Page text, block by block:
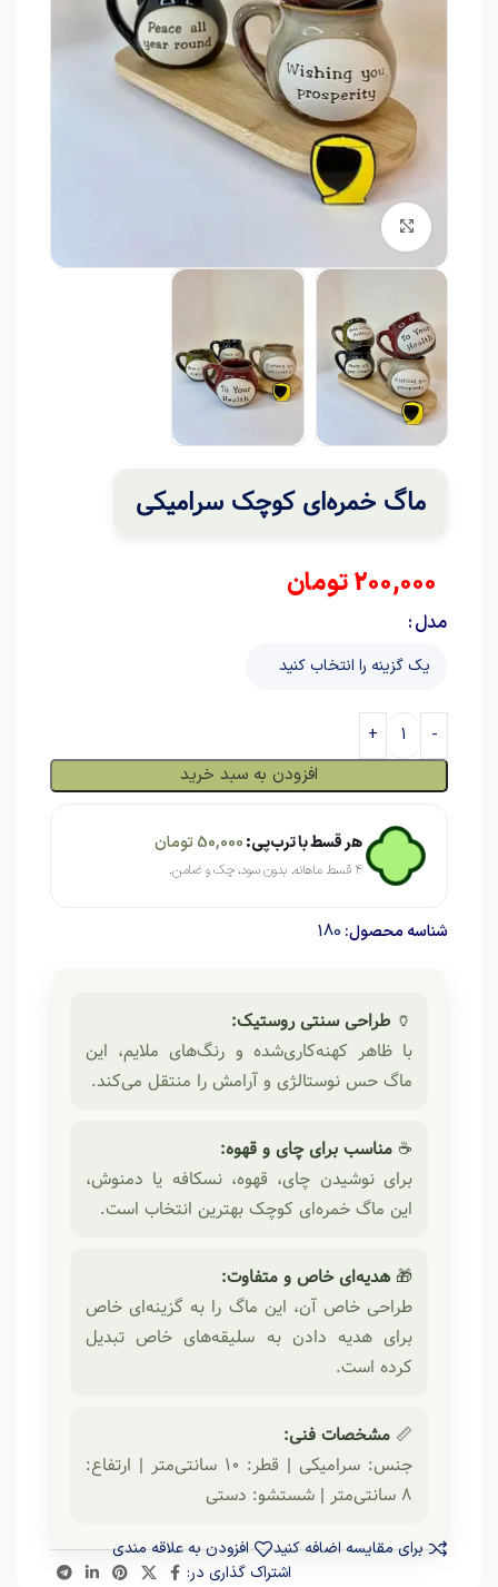
برای بزرگنمایی کلیک کنید
ماگ خمره‌ای کوچک سرامیکی
200,000تومان
مدل
افزودن به سبد خرید
هر قسط با ترب‌پی:50,000تومان
۴ قسط ماهانه. بدون سود، چک و ضامن.
شناسه محصول: 180
🏺 طراحی سنتی روستیک:
با ظاهر کهنه‌کاری‌شده و رنگ‌های ملایم، این
ماگ حس نوستالژی و آرامش را منتقل می‌کند.
☕ مناسب برای چای و قهوه:
برای نوشیدن چای، قهوه، نسکافه یا دمنوش،
این ماگ خمره‌ای کوچک بهترین انتخاب است.
🎁هدیه‌ای خاص و متفاوت:
طراحی خاص آن، این ماگ را به گزینه‌ای خاص
برای هدیه دادن به سلیقه‌های خاص تبدیل
کرده است.
📏 مشخصات فنی:
جنس: سرامیکی | قطر: ۱۰ سانتی‌متر | ارتفاع:
۸ سانتی‌متر | شستشو: دستی
برای مقایسه اضافه کنید
افزودن به علاقه مندی
اشتراک گذاری در: